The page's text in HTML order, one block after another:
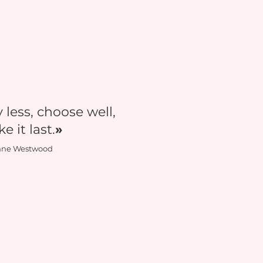
less, choose well,
it last.»
Westwood